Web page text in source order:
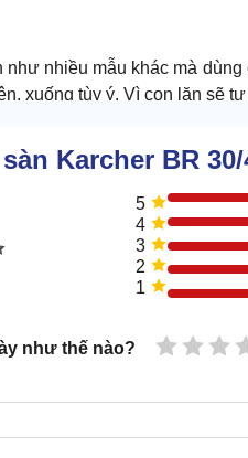
như nhiều mẫu khác mà
xuống tùy ý. Vì con lăn sẽ
Karcher BR 30/
5
4
3
2
1
như thế nào? 3
2 sao
1 sao